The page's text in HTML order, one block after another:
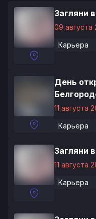
Загляни
09 августа
Карьера
День
11 августа
Карьера
Загляни
11 августа
Карьера